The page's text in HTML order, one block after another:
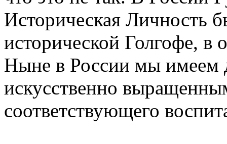
Историческая Личность
исторической Голгофе, в
Ныне в России мы имеем
искусственно
соответствующего